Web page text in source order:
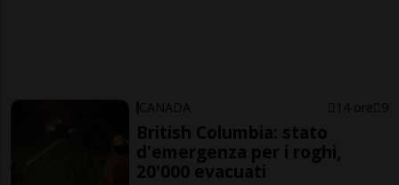
CANADA 14 ore 9
British Columbia: stato
d'emergenza per i roghi,
20'000 evacuati